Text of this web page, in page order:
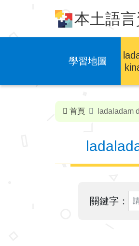
本土語
學習地圖
首頁 ladaladam
關鍵字：